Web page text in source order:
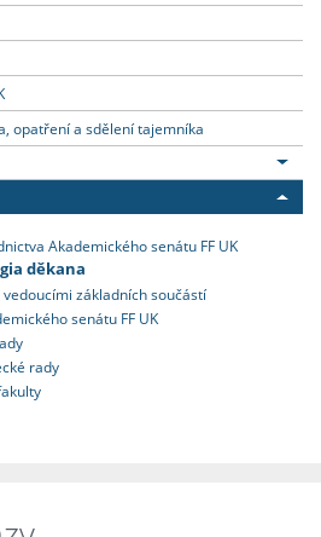
opatření a sdělení tajemníka
Akademického senátu FF UK
děkana
základních součástí
senátu FF UK
rady